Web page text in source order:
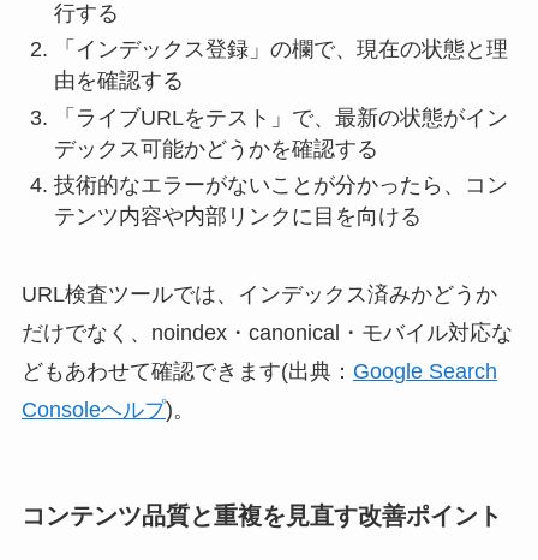
行する
「インデックス登録」の欄で、現在の状態と理
由を確認する
「ライブURLをテスト」で、最新の状態がイン
デックス可能かどうかを確認する
技術的なエラーがないことが分かったら、コン
テンツ内容や内部リンクに目を向ける
URL検査ツールでは、インデックス済みかどうか
だけでなく、noindex・canonical・モバイル対応な
どもあわせて確認できます(出典： Google Search
Consoleヘルプ)。
コンテンツ品質と重複を見直す改善ポイント